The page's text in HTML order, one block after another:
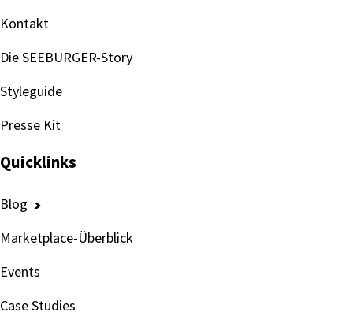
Kontakt
Die SEEBURGER-Story
Styleguide
Presse Kit
Quicklinks
Blog
Marketplace-Überblick
Events
Case Studies